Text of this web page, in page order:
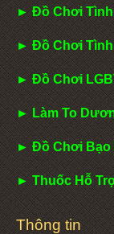
► Đồ Chơi
► Đồ Chơi Tình
► Đồ Chơi
► Làm To
► Đồ Chơi Bạo
► Thuốc Hỗ
Thông tin